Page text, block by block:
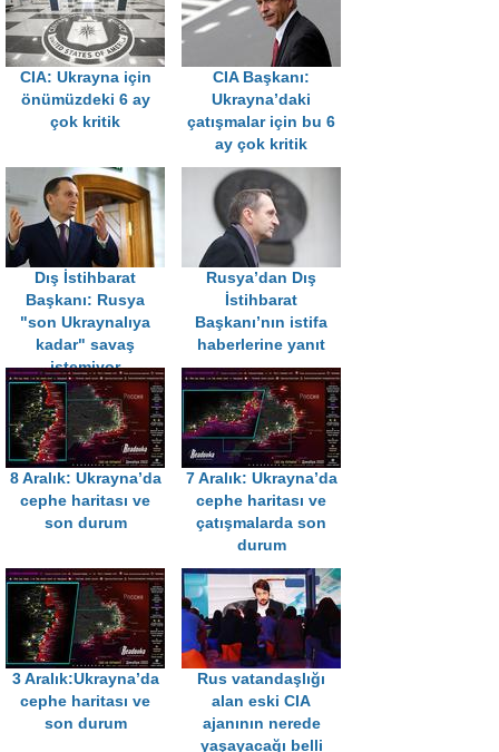
CIA: Ukrayna için
önümüzdeki 6 ay
çok kritik
CIA Başkanı:
Ukrayna’daki
çatışmalar için bu 6
ay çok kritik
Dış İstihbarat
Başkanı: Rusya
"son Ukraynalıya
kadar" savaş
istemiyor
Rusya’dan Dış
İstihbarat
Başkanı’nın istifa
haberlerine yanıt
8 Aralık: Ukrayna’da
cephe haritası ve
son durum
7 Aralık: Ukrayna’da
cephe haritası ve
çatışmalarda son
durum
3 Aralık:Ukrayna’da
cephe haritası ve
son durum
Rus vatandaşlığı
alan eski CIA
ajanının nerede
yaşayacağı belli